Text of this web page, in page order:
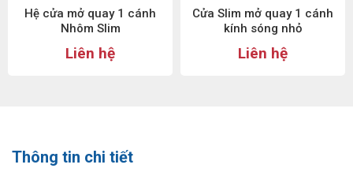
Hệ cửa mở quay 1 cánh
Nhôm Slim
Liên hệ
Cửa Slim mở quay 1 cánh
kính sóng nhỏ
Liên hệ
Thông tin chi tiết